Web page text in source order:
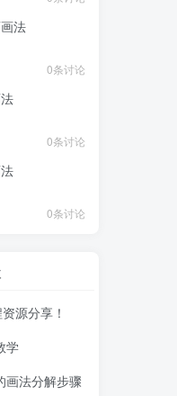
法
0条讨论
0条讨论
0条讨论
源分享！
学
画法分解步骤